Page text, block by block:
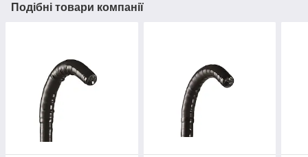
Подібні товари компанії